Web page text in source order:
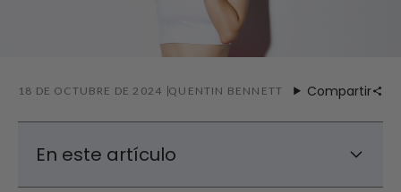
18 DE OCTUBRE DE 2024 QUENTIN BENNETT Compartir
En este artículo